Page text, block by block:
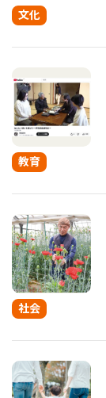
文化
教育
社会